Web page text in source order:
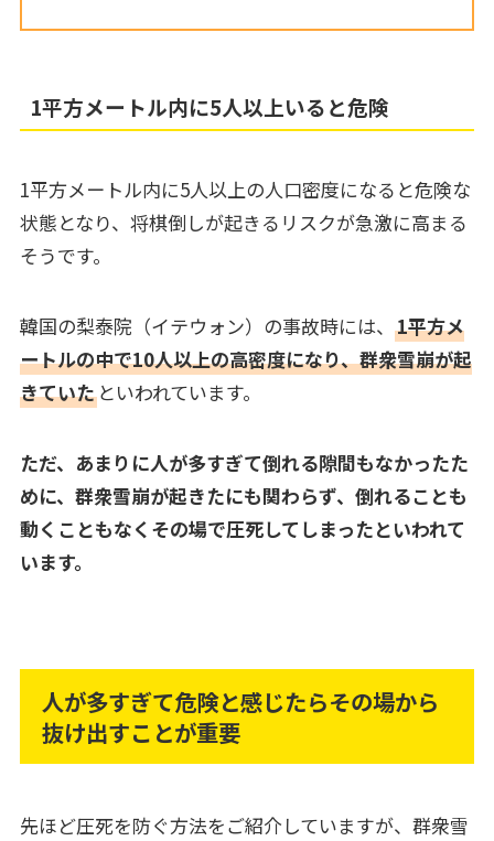
1平方メートル内に5人以上いると危険
1平方メートル内に5人以上の人口密度になると危険な
状態となり、将棋倒しが起きるリスクが急激に高まる
そうです。
韓国の梨泰院（イテウォン）の事故時には、 1平方メ
ートルの中で10人以上の高密度になり、群衆雪崩が起
きていたといわれています。
ただ、あまりに人が多すぎて倒れる隙間もなかったた
めに、群衆雪崩が起きたにも関わらず、倒れることも
動くこともなくその場で圧死してしまったといわれて
います。
人が多すぎて危険と感じたらその場から
抜け出すことが重要
先ほど圧死を防ぐ方法をご紹介していますが、群衆雪